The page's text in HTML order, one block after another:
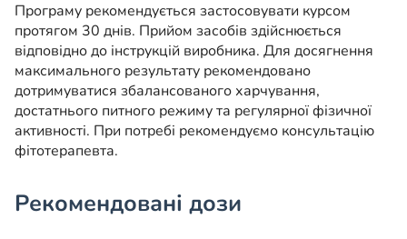
Програму рекомендується застосовувати курсом
протягом 30 днів. Прийом засобів здійснюється
відповідно до інструкцій виробника. Для досягнення
максимального результату рекомендовано
дотримуватися збалансованого харчування,
достатнього питного режиму та регулярної фізичної
активності. При потребі рекомендуємо консультацію
фітотерапевта.
Рекомендовані дози